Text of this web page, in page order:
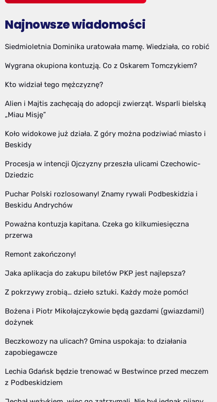
Najnowsze wiadomości
Siedmioletnia Dominika uratowała mamę. Wiedziała, co robić
Wygrana okupiona kontuzją. Co z Oskarem Tomczykiem?
Kto widział tego mężczyznę?
Alien i Majtis zachęcają do adopcji zwierząt. Wsparli bielską
„Miau Misję”
Koło widokowe już działa. Z góry można podziwiać miasto i
Beskidy
Procesja w intencji Ojczyzny przeszła ulicami Czechowic-
Dziedzic
Puchar Polski rozlosowany! Znamy rywali Podbeskidzia i
Beskidu Andrychów
Poważna kontuzja kapitana. Czeka go kilkumiesięczna
przerwa
Remont zakończony!
Jaka aplikacja do zakupu biletów PKP jest najlepsza?
Z pokrzywy zrobią… dzieło sztuki. Każdy może pomóc!
Bożena i Piotr Mikołajczykowie będą gazdami (gwiazdami!)
dożynek
Beczkowozy na ulicach? Gmina uspokaja: to działania
zapobiegawcze
Lechia Gdańsk będzie trenować w Bestwince przed meczem
z Podbeskidziem